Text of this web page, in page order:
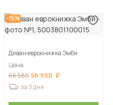
-15%
Диван еврокнижка Эмби
Цена
66 580 56 590
за 3 дня